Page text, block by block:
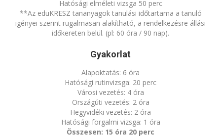
Hatósági elméleti vizsga 50 perc
**Az eduKRESZ tananyagok tanulási időtartama a tanuló
igényei szerint rugalmasan alakítható, a rendelkezésre állási
időkereten belül. (pl: 60 óra / 90 nap).
Gyakorlat
Alapoktatás: 6 óra
Hatósági rutinvizsga: 20 perc
Városi vezetés: 4 óra
Országúti vezetés: 2 óra
Hegyvidéki vezetés: 2 óra
Hatósági forgalmi vizsga: 1 óra
Összesen: 15 óra 20 perc